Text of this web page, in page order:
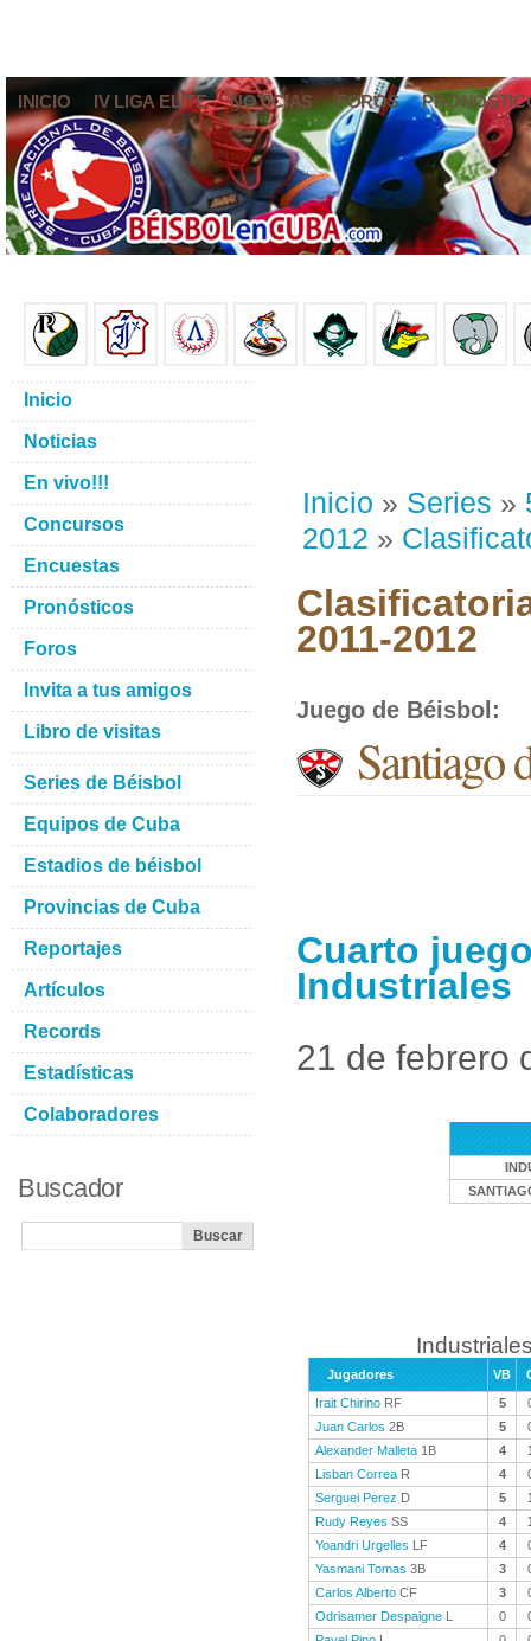
INICIO IV LIGA ELITE NOTICIAS FOROS
Inicio » Series »
2012 »
2011-2012
Juego de Béisbol :
Santiago
Cuarto
Industriales
21 de febrero
Jugadores VB
Irait Chirino RF 5
Juan Carlos 2B 5
Alexander Malleta 1B 4
Lisban Correa R 4
Serguei Perez D 5
Rudy Reyes SS 4
Yoandri Urgelles LF 4
Yasmani Tomas 3B 3
Carlos Alberto CF 3
Odrisamer Despaigne L 0
Inicio
Noticias
En vivo!!!
Concursos
Encuestas
Pronósticos
Foros
Invita a tus amigos
Libro de visitas
Series de Béisbol
Equipos de Cuba
Estadios de béisbol
Provincias de Cuba
Reportajes
Artículos
Records
Estadísticas
Colaboradores
Buscador